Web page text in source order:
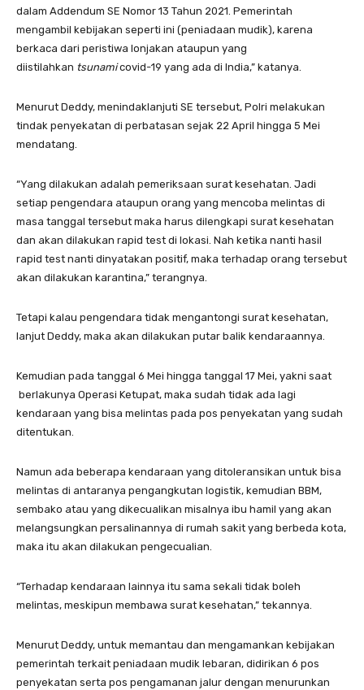
dalam Addendum SE Nomor 13 Tahun 2021. Pemerintah
mengambil kebijakan seperti ini (peniadaan mudik), karena
berkaca dari peristiwa lonjakan ataupun yang
diistilahkan tsunamicovid-19 yang ada di India,” katanya.
Menurut Deddy, menindaklanjuti SE tersebut, Polri melakukan
tindak penyekatan di perbatasan sejak 22 April hingga 5 Mei
mendatang.
“Yang dilakukan adalah pemeriksaan surat kesehatan. Jadi
setiap pengendara ataupun orang yang mencoba melintas di
masa tanggal tersebut maka harus dilengkapi surat kesehatan
dan akan dilakukan rapid test di lokasi. Nah ketika nanti hasil
rapid test nanti dinyatakan positif, maka terhadap orang tersebut
akan dilakukan karantina,” terangnya.
Tetapi kalau pengendara tidak mengantongi surat kesehatan,
lanjut Deddy, maka akan dilakukan putar balik kendaraannya.
Kemudian pada tanggal 6 Mei hingga tanggal 17 Mei, yakni saat
berlakunya Operasi Ketupat, maka sudah tidak ada lagi
kendaraan yang bisa melintas pada pos penyekatan yang sudah
ditentukan.
Namun ada beberapa kendaraan yang ditoleransikan untuk bisa
melintas di antaranya pengangkutan logistik, kemudian BBM,
sembako atau yang dikecualikan misalnya ibu hamil yang akan
melangsungkan persalinannya di rumah sakit yang berbeda kota,
maka itu akan dilakukan pengecualian.
“Terhadap kendaraan lainnya itu sama sekali tidak boleh
melintas, meskipun membawa surat kesehatan,” tekannya.
Menurut Deddy, untuk memantau dan mengamankan kebijakan
pemerintah terkait peniadaan mudik lebaran, didirikan 6 pos
penyekatan serta pos pengamanan jalur dengan menurunkan